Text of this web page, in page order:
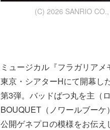
(C) 2026 SANRIO
ミュージカル『フラガリア
東京・シアターHにて開幕し
第3弾。バッドばつ丸を主（
BOUQUET（ノワールブー
公開ゲネプロの模様をお伝え